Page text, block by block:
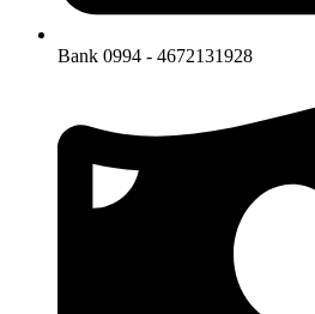
Bank 0994 - 4672131928